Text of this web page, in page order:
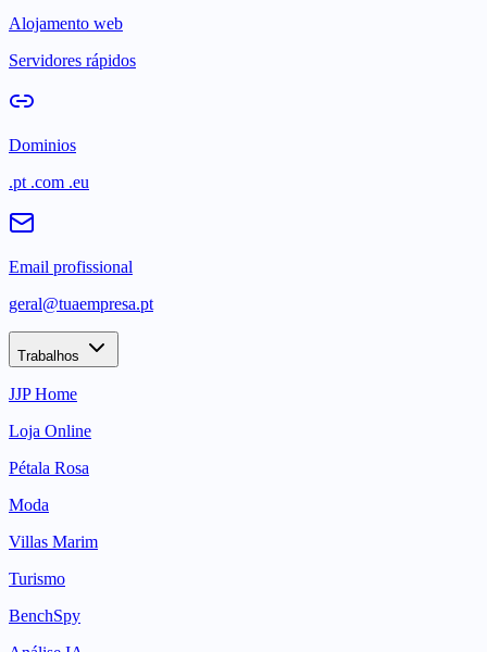
Alojamento web
Servidores rápidos
Dominios
.pt .com .eu
Email profissional
geral@tuaempresa.pt
Trabalhos
JJP Home
Loja Online
Pétala Rosa
Moda
Villas Marim
Turismo
BenchSpy